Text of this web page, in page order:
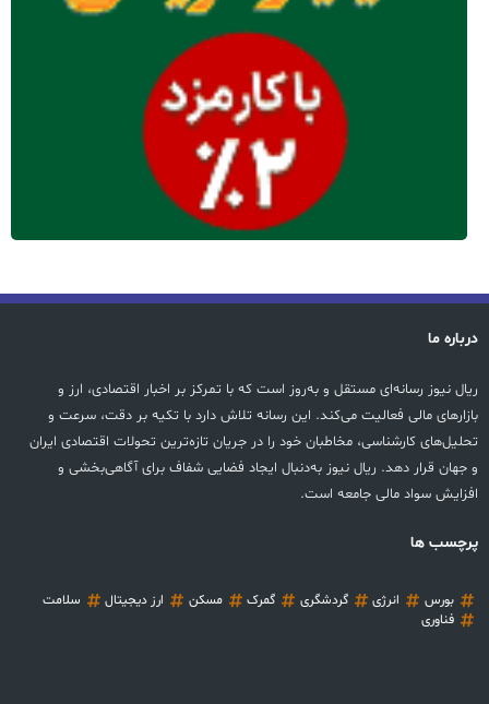
درباره ما
ریال نیوز رسانه‌ای مستقل و به‌روز است که با تمرکز بر اخبار اقتصادی، ارز و
بازارهای مالی فعالیت می‌کند. این رسانه تلاش دارد با تکیه بر دقت، سرعت و
تحلیل‌های کارشناسی، مخاطبان خود را در جریان تازه‌ترین تحولات اقتصادی ایران
و جهان قرار دهد. ریال نیوز به‌دنبال ایجاد فضایی شفاف برای آگاهی‌بخشی و
افزایش سواد مالی جامعه است.
پرچسب ها
بورس انرژی گردشگری گمرک مسکن ارز دیجیتال
سلامت
فناوری